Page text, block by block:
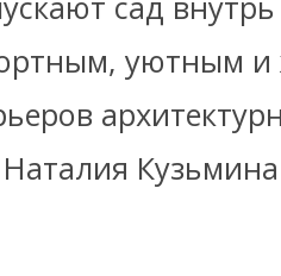
уютным и
Наталия